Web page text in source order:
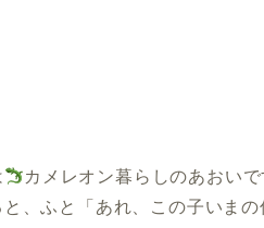
カメレオン暮らしのあおいで
、ふと「あれ、この子いま